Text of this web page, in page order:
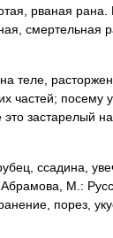
рваная
смертельная
теле,
частей;
застарелый
ссадина,
М.:
порез,